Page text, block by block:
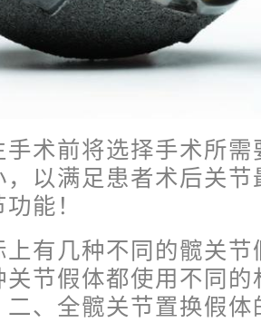
手术前将选择手术所
，以满足患者术后关
能！
上有几种不同的髋关
关节假体都使用不同
二、全髋关节置换假体